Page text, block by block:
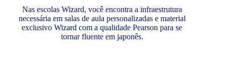
Nas escolas Wizard, você encontra a infraestrutura
necessária em salas de aula personalizadas e material
exclusivo Wizard com a qualidade Pearson para se
tornar fluente em japonês.